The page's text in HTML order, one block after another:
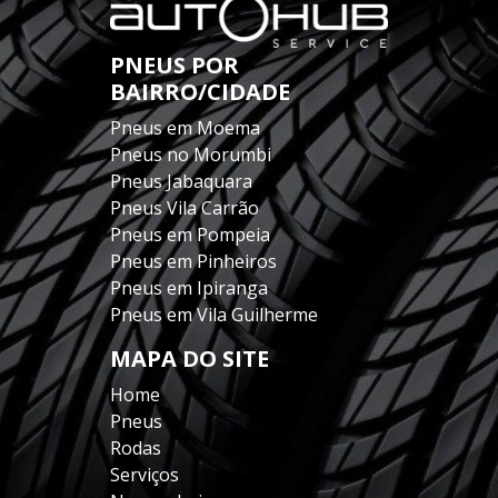
PNEUS POR
BAIRRO/CIDADE
Pneus em Moema
Pneus no Morumbi
Pneus Jabaquara
Pneus Vila Carrão
Pneus em Pompeia
Pneus em Pinheiros
Pneus em Ipiranga
Pneus em Vila Guilherme
MAPA DO SITE
Home
Pneus
Rodas
Serviços